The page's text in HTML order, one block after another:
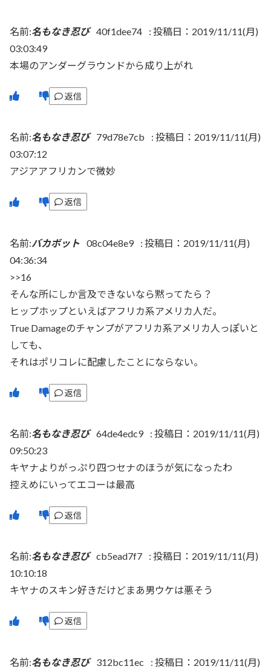
名前:名もなき忍び 40f1dee74 : 投稿日：2019/11/11(月)
03:03:49
本場のアンダーグラウンドから成り上がれ
返信
名前:名もなき忍び 79d78e7cb : 投稿日：2019/11/11(月)
03:07:12
アジアアフリカンで微妙
返信
名前:バカボット 08c04e8e9 : 投稿日：2019/11/11(月)
04:36:34
>>16
そんな所にしか言及できないなら黙ってたら？
ヒップホップといえばアフリカ系アメリカ人だ。
True Damageのチャンプがアフリカ系アメリカ人っぽいと
しても、
それはポリコレに配慮したことにならない。
返信
名前:名もなき忍び 64de4edc9 : 投稿日：2019/11/11(月)
09:50:23
キヤナよりがっぷり四つセナのほうが気になったわ
控えめにいってエコーは最高
返信
名前:名もなき忍び cb5ead7f7 : 投稿日：2019/11/11(月)
10:10:18
キヤナのスキン好きだけどまあ男ウケは悪そう
返信
名前:名もなき忍び 312bc11ec : 投稿日：2019/11/11(月)